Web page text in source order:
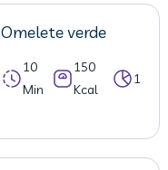
Omelete verde
10
Min
150
Kcal
1